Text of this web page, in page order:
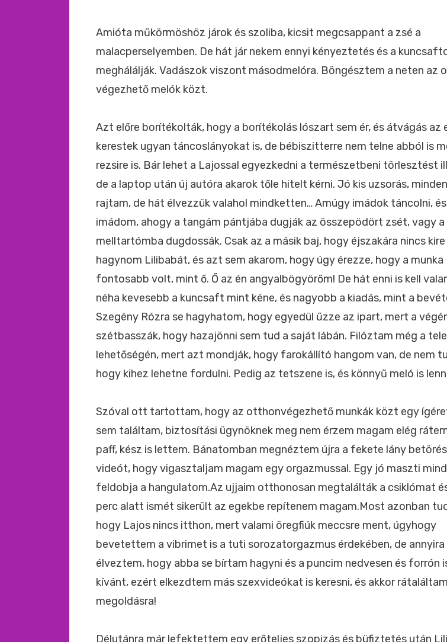
Amióta műkörmöshöz járok és szoliba, kicsit megcsappant a zsé a
malacperselyemben. De hát jár nekem ennyi kényeztetés és a
meghálálják. Vadászok viszont másodmelóra. Böngésztem a neten az
végezhető melók közt.
Azt előre borítékolták, hogy a borítékolás lószart sem ér, és átvágás az
kerestek ugyan táncoslányokat is, de bébiszitterre nem telne abból is
rezsire is. Bár lehet a Lajossal egyezkedni a természetbeni törlesztést
de a laptop után új autóra akarok tőle hitelt kérni. Jó kis uzsorás,
rajtam, de hát élvezzük valahol mindketten… Amúgy imádok táncolni, és
imádom, ahogy a tangám pántjába dugják az összepödört zsét, vagy a
melltartómba dugdossák. Csak az a másik baj, hogy éjszakára nincs kire
hagynom Lilibabát, és azt sem akarom, hogy úgy érezze, hogy a munka
fontosabb volt, mint ő. Ő az én angyalbögyörőm! De hát enni is kell
néha kevesebb a kuncsaft mint kéne, és nagyobb a kiadás, mint a
Szegény Rózra se hagyhatom, hogy egyedül űzze az ipart, mert a
szétbasszák, hogy hazajönni sem tud a saját lábán. Filóztam még a
lehetőségén, mert azt mondják, hogy farokállító hangom van, de nem
hogy kihez lehetne fordulni. Pedig az tetszene is, és könnyű meló is
Szóval ott tartottam, hogy az otthonvégezhető munkák közt egy
sem találtam, biztosítási ügynöknek meg nem érzem magam elég
paff, kész is lettem. Bánatomban megnéztem újra a fekete lány
videót, hogy vigasztaljam magam egy orgazmussal. Egy jó maszti
feldobja a hangulatom.Az ujjaim otthonosan megtalálták a csiklómat
perc alatt ismét sikerült az egekbe repítenem magam.Most azonban
hogy Lajos nincs itthon, mert valami öregfiúk meccsre ment, úgyhogy
bevetettem a vibrimet is a tuti sorozatorgazmus érdekében, de
élveztem, hogy abba se bírtam hagyni és a puncim nedvesen és forrón
kívánt, ezért elkezdtem más szexvideókat is keresni, és akkor
megoldásra!
Délutánra már lefektettem egy erőteljes szopizás és büfiztetés után